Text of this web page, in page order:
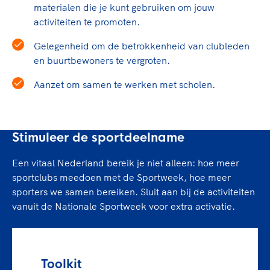
materialen die je kunt gebruiken om jouw
activiteiten te promoten.
Gelegenheid om de betrokkenheid van clubleden
en buurtbewoners te vergroten.
Aanzet om samen te werken met scholen.
Stimuleer de sportdeelname
Een vitaal Nederland bereik je niet alleen: hoe meer
sportclubs meedoen met de Sportweek, hoe meer
sporters we samen bereiken. Sluit aan bij de activiteiten
vanuit de Nationale Sportweek voor extra activatie.
Toolkit